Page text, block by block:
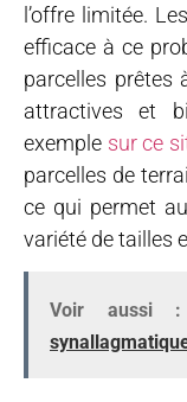
l’offre limitée.
efficace à ce
parcelles prêtes
attractives et
exemple sur ce
parcelles de
ce qui permet
variété de tailles
Voir aussi :